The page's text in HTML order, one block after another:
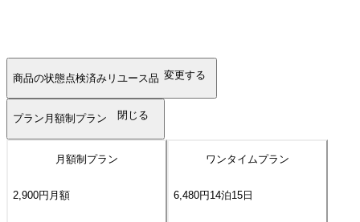
商品の状態点検済みリユース品 変更する
プラン 月額制プラン 閉じる
月額制プラン
2,900円 月額
ワンタイムプラン
6,480円14泊15日